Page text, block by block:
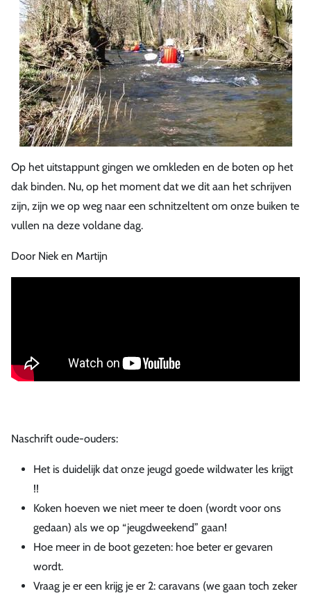
Op het uitstappunt gingen we omkleden en de boten op het
dak binden. Nu, op het moment dat we dit aan het schrijven
zijn, zijn we op weg naar een schnitzeltent om onze buiken te
vullen na deze voldane dag.
Door Niek en Martijn
Naschrift oude-ouders:
Het is duidelijk dat onze jeugd goede wildwater les krijgt
!!
Koken hoeven we niet meer te doen (wordt voor ons
gedaan) als we op “jeugdweekend” gaan!
Hoe meer in de boot gezeten: hoe beter er gevaren
wordt.
Vraag je er een krijg je er 2: caravans (we gaan toch zeker